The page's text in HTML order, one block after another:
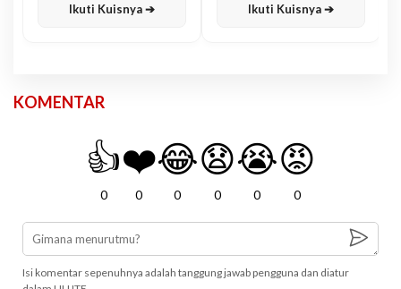
Ikuti Kuisnya ➔ Ikuti Kuisnya ➔
KOMENTAR
👍
0
❤️
0
😂
0
😧
0
😭
0
😡
0
Isi komentar sepenuhnya adalah tanggung jawab pengguna dan diatur